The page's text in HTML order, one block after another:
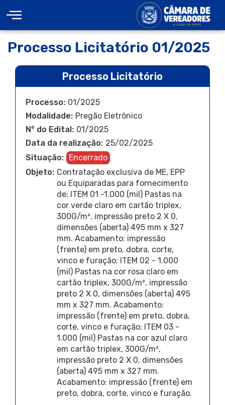
Processo Licitatório 01/2025
Processo Licitatório
Processo: 01/2025
Modalidade: Pregão Eletrônico
N° do Edital: 01/2025
Data da realização: 25/02/2025
Situação: Encerrado
Objeto: Contratação exclusiva de ME, EPP
ou Equiparadas para fornecimento
de: ITEM 01 -1.000 (mil) Pastas na
cor verde claro em cartão triplex,
300G/m², impressão preto 2 X 0,
dimensões (aberta) 495 mm x 327
mm. Acabamento: impressão
(frente) em preto, dobra, corte,
vinco e furação; ITEM 02 - 1.000
(mil) Pastas na cor rosa claro em
cartão triplex, 300G/m², impressão
preto 2 X 0, dimensões (aberta) 495
mm x 327 mm. Acabamento:
impressão (frente) em preto, dobra,
corte, vinco e furação; ITEM 03 -
1.000 (mil) Pastas na cor azul claro
em cartão triplex, 300G/m²,
impressão preto 2 X 0, dimensões
(aberta) 495 mm x 327 mm.
Acabamento: impressão (frente) em
preto, dobra, corte, vinco e furação.